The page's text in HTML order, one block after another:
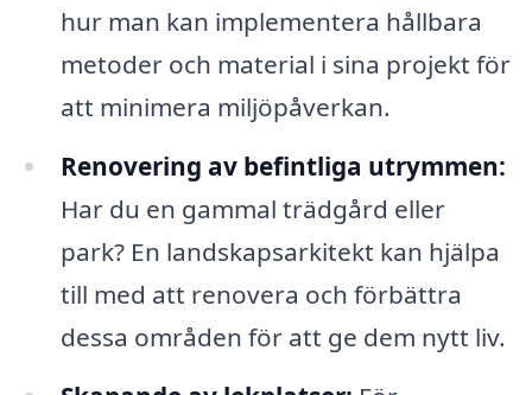
hur man kan implementera hållbara
metoder och material i sina projekt för
att minimera miljöpåverkan.
Renovering av befintliga utrymmen:
Har du en gammal trädgård eller
park? En landskapsarkitekt kan hjälpa
till med att renovera och förbättra
dessa områden för att ge dem nytt liv.